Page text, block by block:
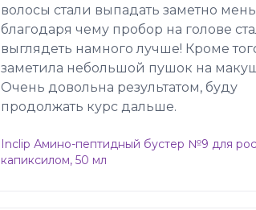
волосы стали выпадать заметно
благодаря чему пробор на голове
выглядеть намного лучше! Кроме
заметила небольшой пушок на
Очень довольна результатом, буду
продолжать курс дальше.
Inclip Амино-пептидный бустер №9 для
капиксилом, 50 мл